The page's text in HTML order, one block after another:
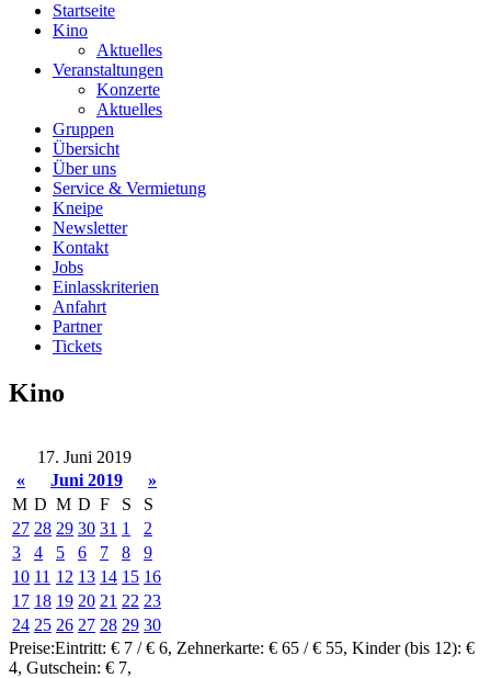
Startseite
Kino
Aktuelles
Veranstaltungen
Konzerte
Aktuelles
Gruppen
Übersicht
Über uns
Service & Vermietung
Kneipe
Newsletter
Kontakt
Jobs
Einlasskriterien
Anfahrt
Partner
Tickets
Kino
17. Juni 2019
«
Juni 2019
»
M D M D F S
S
27 28 29 30 31 1
2
3
4 5 6 7 8
9
10 11 12 13 14 15 16
17 18 19 20 21 22 23
24 25 26 27 28 29 30
Preise:Eintritt: € 7 / € 6, Zehnerkarte: € 65 / € 55, Kinder (bis 12): €
4, Gutschein: € 7,